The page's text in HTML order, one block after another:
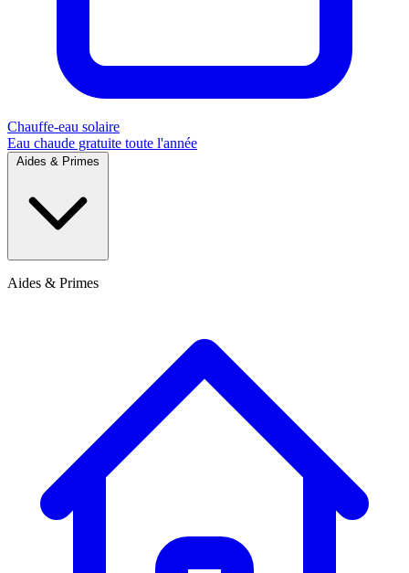
Chauffe-eau solaire
Eau chaude gratuite toute l'année
Aides & Primes